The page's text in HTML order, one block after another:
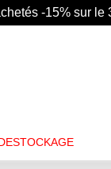
-15% sur le